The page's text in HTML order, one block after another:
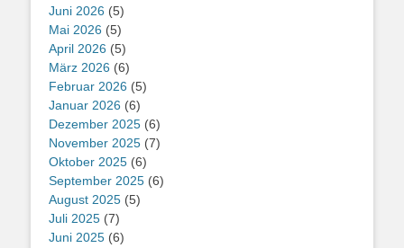
Juni 2026 (5)
Mai 2026 (5)
April 2026 (5)
März 2026 (6)
Februar 2026 (5)
Januar 2026 (6)
Dezember 2025 (6)
November 2025 (7)
Oktober 2025 (6)
September 2025 (6)
August 2025 (5)
Juli 2025 (7)
Juni 2025 (6)